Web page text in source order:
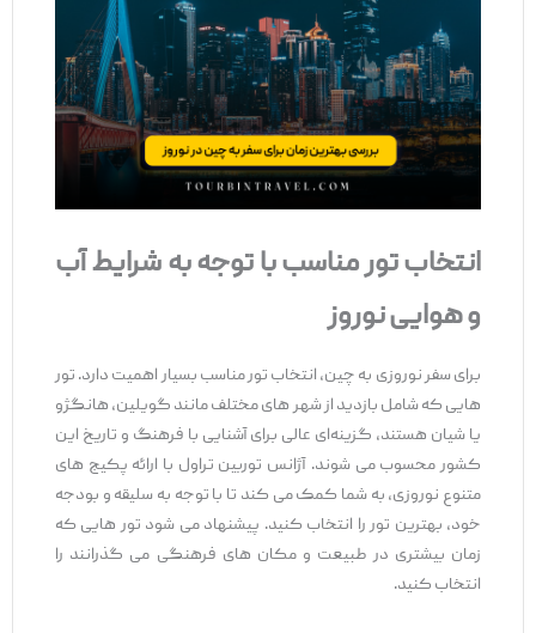
انتخاب تور مناسب با توجه به شرایط آب
و هوایی نوروز
برای سفر نوروزی به چین، انتخاب تور مناسب بسیار اهمیت دارد. تور
هایی که شامل بازدید از شهر های مختلف مانند گویلین، هانگژو
یا شیان هستند، گزینه‌ای عالی برای آشنایی با فرهنگ و تاریخ این
کشور محسوب می‌ شوند. آژانس توربین تراول با ارائه پکیج‌ های
متنوع نوروزی، به شما کمک می ‌کند تا با توجه به سلیقه و بودجه
خود، بهترین تور را انتخاب کنید. پیشنهاد می ‌شود تور هایی که
زمان بیشتری در طبیعت و مکان ‌های فرهنگی می ‌گذرانند را
انتخاب کنید.